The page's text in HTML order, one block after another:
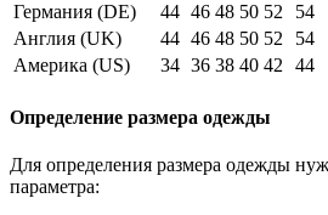
Германия (DE)
44 46 48 50 52 54
Англия (UK)
44 46 48 50 52 54
Америка (US)
34 36 38 40 42 44
Определение размера одежды
Для определения размера одежды
параметра: